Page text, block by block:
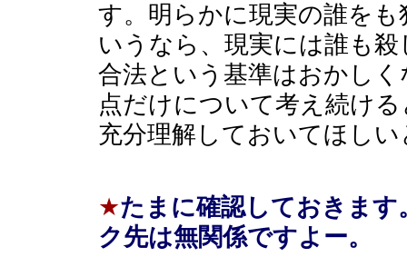
す。明らかに現実の誰を
いうなら、現実には誰も
合法という基準はおかし
点だけについて考え続け
充分理解しておいてほし
★たまに確認しておきま
ク先は無関係ですよー。